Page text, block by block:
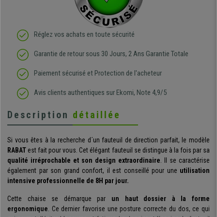
Réglez vos achats en toute sécurité
Garantie de retour sous 30 Jours, 2 Ans Garantie Totale
Paiement sécurisé et Protection de l'acheteur
Avis clients authentiques sur Ekomi, Note 4,9/5
Description détaillée
Si vous êtes à la recherche d´un fauteuil de direction parfait, le modèle
RABAT est fait pour vous. Cet élégant fauteuil se distingue à la fois par sa
qualité irréprochable et son design extraordinaire. Il se caractérise
également par son grand confort, il est conseillé pour une utilisation
intensive professionnelle de 8H par jour.
Cette chaise se démarque par un haut dossier à la forme
ergonomique. Ce dernier favorise une posture correcte du dos, ce qui